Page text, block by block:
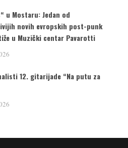
u Mostaru: Jedan od
novih evropskih post-punk
u Muzički centar Pavarotti
12. gitarijade “Na putu za